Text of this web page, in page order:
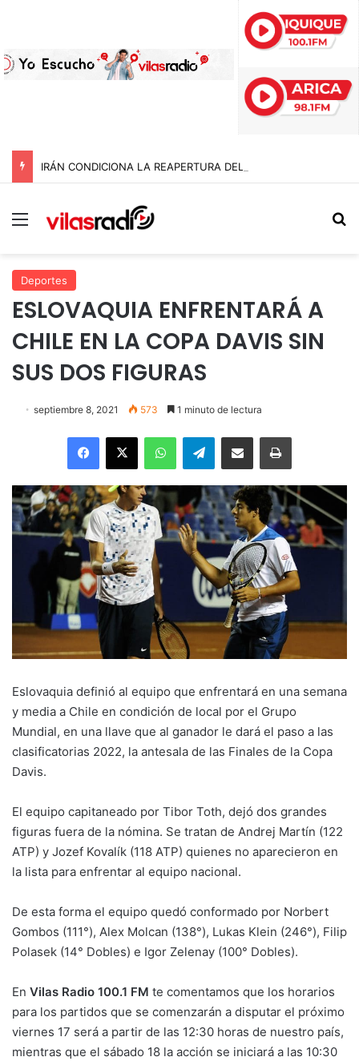
Menú
Deportes
ESLOVAQUIA ENFRENTARÁ A
CHILE EN LA COPA DAVIS SIN
SUS DOS FIGURAS
septiembre 8, 2021 573 1 minuto de lectura
Facebook
X WhatsAppTelegramEnviar vía email Imprimir
Eslovaquia definió al equipo que enfrentará en una semana
y media a Chile en condición de local por el Grupo
Mundial, en una llave que al ganador le dará el paso a las
clasificatorias 2022, la antesala de las Finales de la Copa
Davis.
El equipo capitaneado por Tibor Toth, dejó dos grandes
figuras fuera de la nómina. Se tratan de Andrej Martín (122
ATP) y Jozef Kovalík (118 ATP) quienes no aparecieron en
la lista para enfrentar al equipo nacional.
De esta forma el equipo quedó conformado por Norbert
Gombos (111°), Alex Molcan (138°), Lukas Klein (246°), Filip
Polasek (14° Dobles) e Igor Zelenay (100° Dobles).
En Vilas Radio 100.1 FM te comentamos que los horarios
para los partidos que se comenzarán a disputar el próximo
viernes 17 será a partir de las 12:30 horas de nuestro país,
mientras que el sábado 18 la acción se iniciará a las 10:30